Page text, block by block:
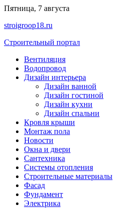
Перейти
содержимому
Пятница, 7 августа
stroigroop18.ru
Строительный портал
Вентиляция
Водопровод
Дизайн интерьера
Дизайн ванной
Дизайн гостиной
Дизайн кухни
Дизайн спальни
Кровля крыши
Монтаж пола
Новости
Окна и двери
Сантехника
Системы отопления
Строительные материалы
Фасад
Фундамент
Электрика